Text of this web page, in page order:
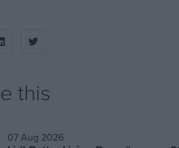
this
07 Aug 2026